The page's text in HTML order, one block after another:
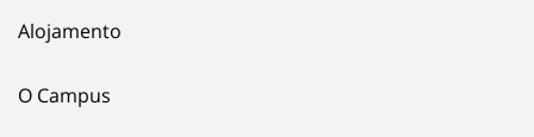
Alojamento
O Campus